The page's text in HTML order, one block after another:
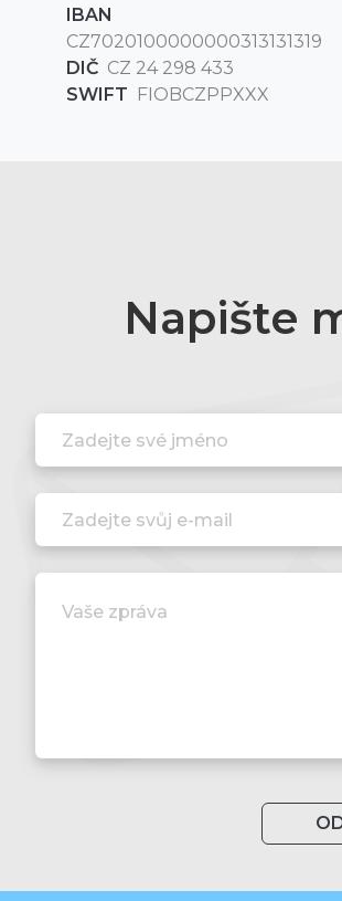
IBAN
CZ7020100000000313131319
DIČ CZ 24 298 433
SWIFT FIOBCZPPXXX
Napište